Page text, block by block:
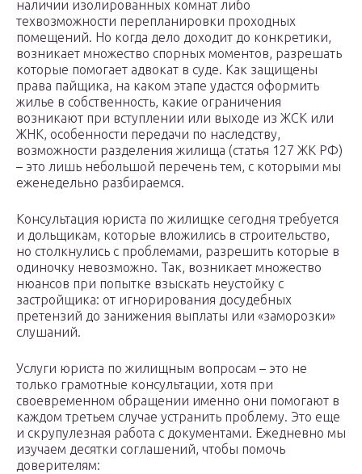
наличии изолированных комнат либо
техвозможности перепланировки проходных
помещений. Но когда дело доходит до конкретики,
возникает множество спорных моментов, разрешать
которые помогает адвокат в суде. Как защищены
права пайщика, на каком этапе удастся оформить
жилье в собственность, какие ограничения
возникают при вступлении или выходе из ЖСК или
ЖНК, особенности передачи по наследству,
возможности разделения жилища (статья 127 ЖК РФ)
– это лишь небольшой перечень тем, с которыми мы
еженедельно разбираемся.
Консультация юриста по жилищке сегодня требуется
и дольщикам, которые вложились в строительство,
но столкнулись с проблемами, разрешить которые в
одиночку невозможно. Так, возникает множество
нюансов при попытке взыскать неустойку с
застройщика: от игнорирования досудебных
претензий до занижения выплаты или «заморозки»
слушаний.
Услуги юриста по жилищным вопросам – это не
только грамотные консультации, хотя при
своевременном обращении именно они помогают в
каждом третьем случае устранить проблему. Это еще
и скрупулезная работа с документами. Ежедневно мы
изучаем десятки соглашений, чтобы помочь
доверителям: